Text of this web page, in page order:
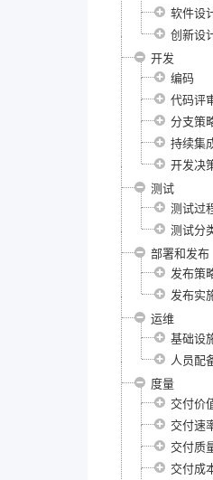
软件设
创新设
开发
编码
代码评
分支策
持续集
开发决
测试
测试过
测试分
部署和发布
发布策
发布实
运维
基础设
人员配
度量
交付价
交付速
交付质
交付成